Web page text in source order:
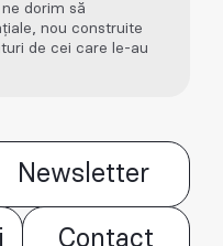
dorim să
nou construite
de cei care le-au
Newsletter
Contact